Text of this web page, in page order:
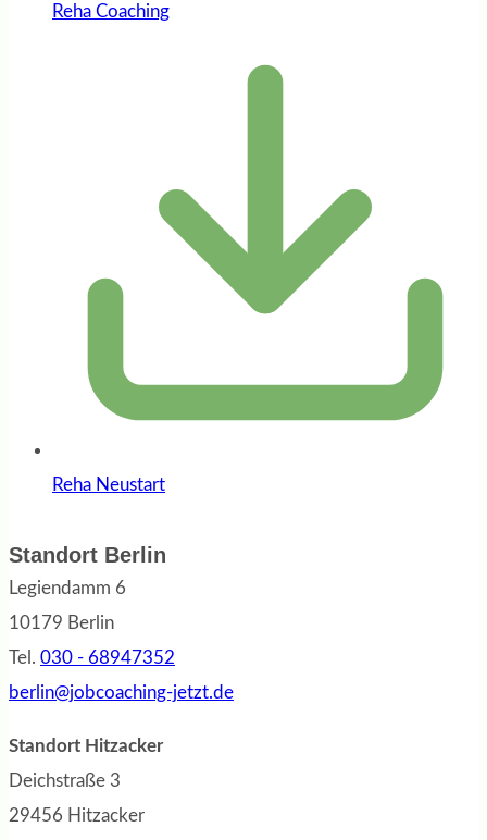
Reha Coaching
Reha Neustart
Standort Berlin
Legiendamm 6
10179 Berlin
Tel. 030 - 68947352
berlin@jobcoaching-jetzt.de
Standort Hitzacker
Deichstraße 3
29456 Hitzacker